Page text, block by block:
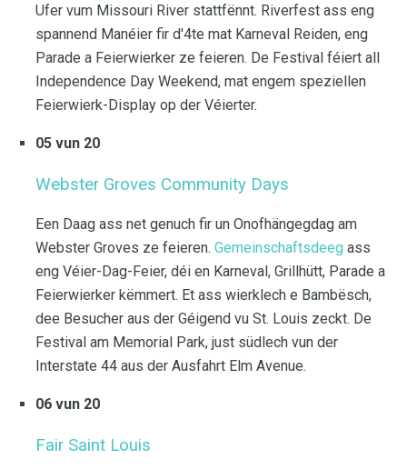
Ufer vum Missouri River stattfënnt. Riverfest ass eng
spannend Manéier fir d'4te mat Karneval Reiden, eng
Parade a Feierwierker ze feieren. De Festival féiert all
Independence Day Weekend, mat engem speziellen
Feierwierk-Display op der Véierter.
05 vun 20
Webster Groves Community Days
Een Daag ass net genuch fir un Onofhängegdag am
Webster Groves ze feieren. Gemeinschaftsdeeg ass
eng Véier-Dag-Feier, déi en Karneval, Grillhütt, Parade a
Feierwierker këmmert. Et ass wierklech e Bambësch,
dee Besucher aus der Géigend vu St. Louis zeckt. De
Festival am Memorial Park, just südlech vun der
Interstate 44 aus der Ausfahrt Elm Avenue.
06 vun 20
Fair Saint Louis